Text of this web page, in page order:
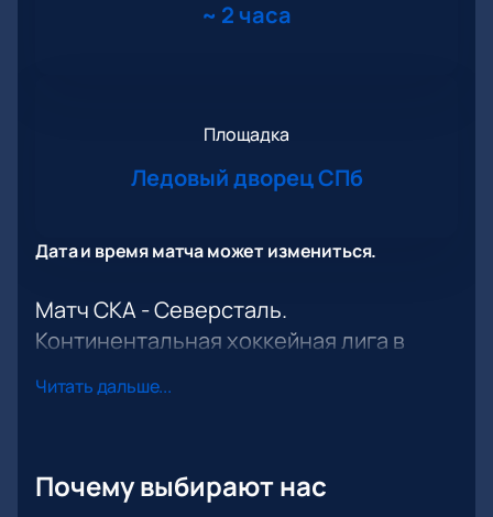
~ 2 часа
Площадка
Ледовый дворец СПб
Дата и время матча может измениться.
Матч СКА - Северсталь.
Континентальная хоккейная лига в
В рамках турнира Континентальной хоккейной лиги
большой интерес у любителей хоккея в России,
ведь противостояние двух сильных клубов
Читать дальше...
Почему выбирают нас